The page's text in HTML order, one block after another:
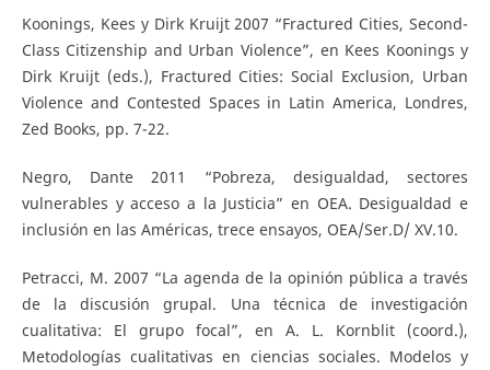
Koonings, Kees y Dirk Kruijt 2007 “Fractured Cities, Second-
Class Citizenship and Urban Violence”, en Kees Koonings y
Dirk Kruijt (eds.), Fractured Cities: Social Exclusion, Urban
Violence and Contested Spaces in Latin America, Londres,
Zed Books, pp. 7-22.
Negro, Dante 2011 “Pobreza, desigualdad, sectores
vulnerables y acceso a la Justicia” en OEA. Desigualdad e
inclusión en las Américas, trece ensayos, OEA/Ser.D/ XV.10.
Petracci, M. 2007 “La agenda de la opinión pública a través
de la discusión grupal. Una técnica de investigación
cualitativa: El grupo focal”, en A. L. Kornblit (coord.),
Metodologías cualitativas en ciencias sociales. Modelos y